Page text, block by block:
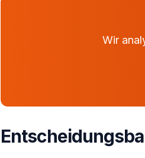
Wir